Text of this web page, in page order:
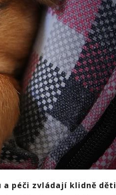
péči zvládají klidně děti